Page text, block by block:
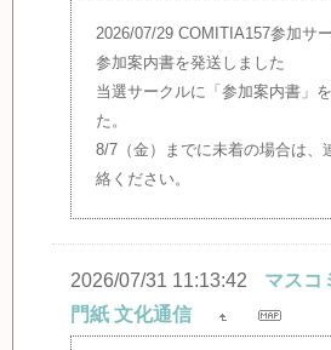
2026/07/29 COMITIA157参加サ
参加案内書を発送しました
当選サークルに「参加案内書」
た。
8/7（金）までに未着の場合は、
絡ください。
2026/07/31 11:13:42
マスコ
門紙 文化通信